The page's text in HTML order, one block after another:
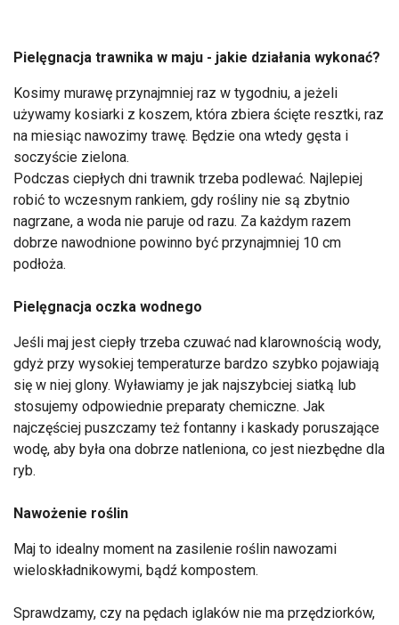
Pielęgnacja trawnika w maju - jakie działania wykonać?
Kosimy murawę przynajmniej raz w tygodniu, a jeżeli
używamy kosiarki z koszem, która zbiera ścięte resztki, raz
na miesiąc nawozimy trawę. Będzie ona wtedy gęsta i
soczyście zielona.
Podczas ciepłych dni trawnik trzeba podlewać. Najlepiej
robić to wczesnym rankiem, gdy rośliny nie są zbytnio
nagrzane, a woda nie paruje od razu. Za każdym razem
dobrze nawodnione powinno być przynajmniej 10 cm
podłoża.
Pielęgnacja oczka wodnego
Jeśli maj jest ciepły trzeba czuwać nad klarownością wody,
gdyż przy wysokiej temperaturze bardzo szybko pojawiają
się w niej glony. Wyławiamy je jak najszybciej siatką lub
stosujemy odpowiednie preparaty chemiczne. Jak
najczęściej puszczamy też fontanny i kaskady poruszające
wodę, aby była ona dobrze natleniona, co jest niezbędne dla
ryb.
Nawożenie roślin
Maj to idealny moment na zasilenie roślin nawozami
wieloskładnikowymi, bądź kompostem.
Sprawdzamy, czy na pędach iglaków nie ma przędziorków,